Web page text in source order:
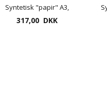
Syntetisk "papir" A3,
200 gr. til bl.a. alkohol
317,00 DKK